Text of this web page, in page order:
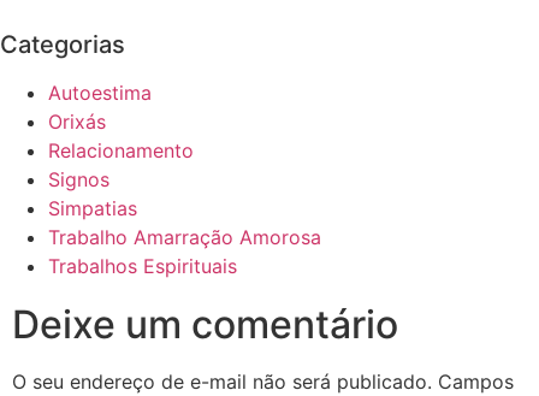
Categorias
Autoestima
Orixás
Relacionamento
Signos
Simpatias
Trabalho Amarração Amorosa
Trabalhos Espirituais
Deixe um comentário
O seu endereço de e-mail não será publicado. Campos